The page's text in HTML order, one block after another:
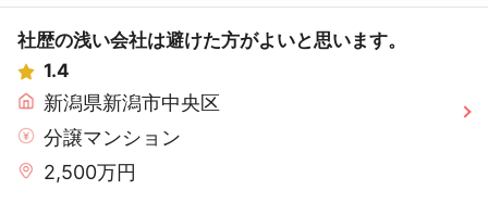
社歴の浅い会社は避けた方がよいと思います。
1.4
新潟県新潟市中央区
分譲マンション
2,500万円